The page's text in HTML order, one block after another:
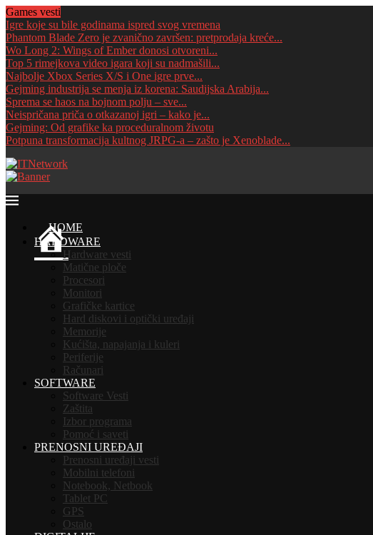
Games vesti
Igre koje su bile godinama ispred svog vremena
Phantom Blade Zero je zvanično završen: pretprodaja kreće...
Wo Long 2: Wings of Ember donosi otvoreni...
Top 5 rimejkova video igara koji su nadmašili...
Najbolje Xbox Series X/S i One igre prve...
Gejming industrija se menja iz korena: Saudijska Arabija...
Sprema se haos na bojnom polju – sve...
Neispričana priča o otkazanoj igri – kako je...
Gejming: Od grafike ka proceduralnom životu
Potpuna transformacija kultnog JRPG-a – zašto je Xenoblade...
HOME
HARDWARE
Hardware vesti
Matične ploče
Procesori
Monitori
Grafičke kartice
Hard diskovi i optički uređaji
Memorije
Kućišta, napajanja i kuleri
Periferije
Računari
SOFTWARE
Software Vesti
Zaštita
Izbor programa
Pomoć i saveti
PRENOSNI UREĐAJI
Prenosni uređaji vesti
Mobilni telefoni
Notebook, Netbook
Tablet PC
GPS
Ostalo